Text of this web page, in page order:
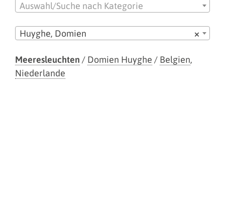
Auswahl/Suche nach Kategorie
×
Huyghe, Domien
Meeresleuchten / Domien Huyghe / Belgien,
Niederlande